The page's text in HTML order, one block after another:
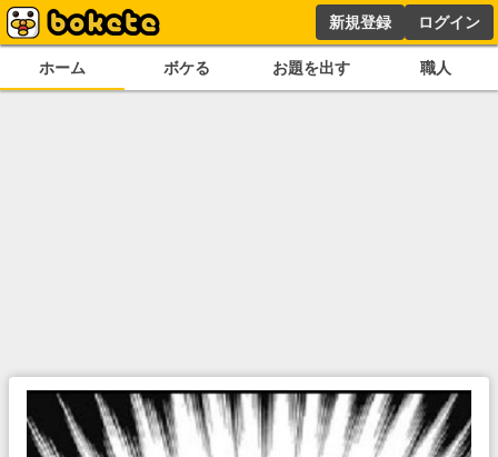
新規登録 ログイン
ホーム ボケる お題を出す 職人